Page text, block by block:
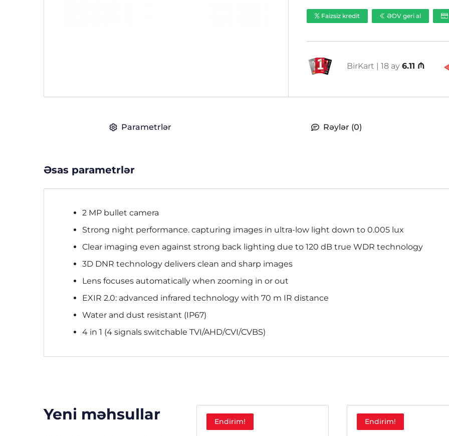
Faizsiz kredit ƏDV geri al
BirKart | 18 ay 6.11 ₼
Parametrlər Rəylər (0)
Əsas parametrlər
2 MP bullet camera
Strong night performance. capturing images in ultra-low light down to 0.005 lux
Clear imaging even against strong back lighting due to 120 dB true WDR technology
3D DNR technology delivers clean and sharp images
Lens focuses automatically when zooming in or out
EXIR 2.0: advanced infrared technology with 70 m IR distance
Water and dust resistant (IP67)
4 in 1 (4 signals switchable TVI/AHD/CVI/CVBS)
Yeni məhsullar Endirim! Endirim!